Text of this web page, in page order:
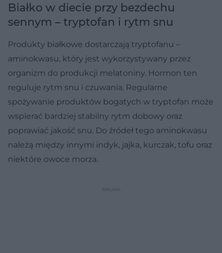
Białko w diecie przy bezdechu
sennym – tryptofan i rytm snu
Produkty białkowe dostarczają tryptofanu –
aminokwasu, który jest wykorzystywany przez
organizm do produkcji melatoniny. Hormon ten
reguluje rytm snu i czuwania. Regularne
spożywanie produktów bogatych w tryptofan może
wspierać bardziej stabilny rytm dobowy oraz
poprawiać jakość snu. Do źródeł tego aminokwasu
należą między innymi indyk, jajka, kurczak, tofu oraz
niektóre owoce morza.